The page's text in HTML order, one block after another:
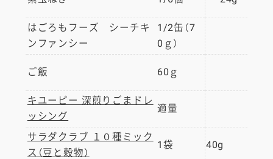
はごろもフーズ シーチキ
ンファンシー
1/2缶（7
0ｇ）
ご飯 60ｇ
キユーピー 深煎りごまドレ
ッシング
適量
サラダクラブ １０種ミック
ス（豆と穀物）
1袋 40g